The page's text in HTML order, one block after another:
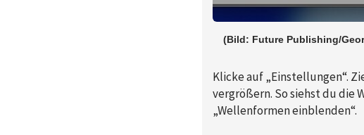
(Bild: Future Publishing/
Klicke auf „Einstellungen“.
vergrößern. So siehst du die
„Wellenformen einblenden“.